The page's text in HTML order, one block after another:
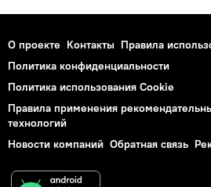
О проекте Контакты Правила
Политика конфиденциальности
Политика использования Cookie
Правила применения
технологий
Новости компаний Обратная связь